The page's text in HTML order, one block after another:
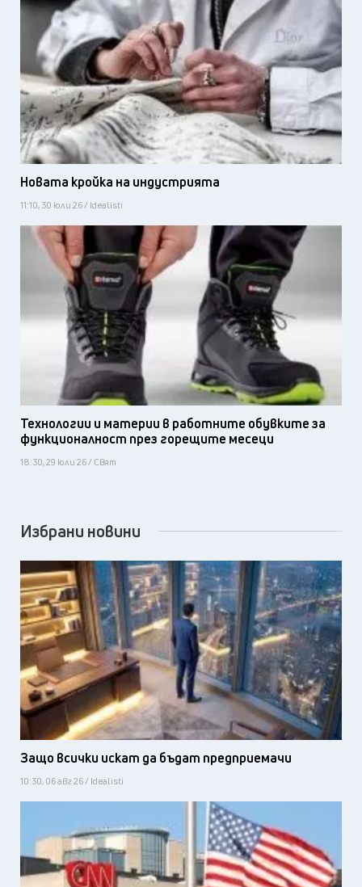
Новата кройка на индустрията
11:10, 30 юли 26 / Idealisti
Технологии и материи в работните обувките за
функционалност през горещите месеци
18:30, 29 юли 26 / Свят
Избрани новини
Защо всички искат да бъдат предприемачи
10:30, 06 авг 26 / Idealisti